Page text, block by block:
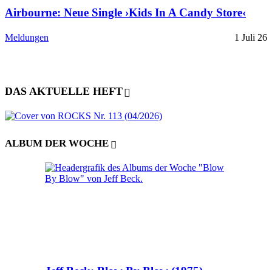
Airbourne: Neue Single ›Kids In A Candy Store‹
Meldungen 1 Juli 26
DAS AKTUELLE HEFT
ALBUM DER WOCHE